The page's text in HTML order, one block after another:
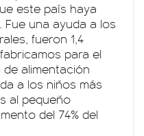
este país haya
una ayuda a los
fueron 1,4
para el
alimentación
a los niños más
al pequeño
del 74% del